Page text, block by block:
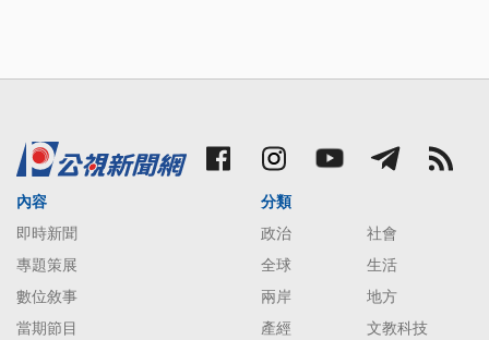
內容
即時新聞
專題策展
數位敘事
當期節目
分類
政治
社會
全球
生活
兩岸
地方
產經
文教科技